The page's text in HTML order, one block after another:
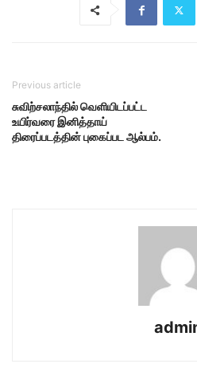
Previous article
சுவிற்சலாந்தில் வெளியிடப்பட்ட
உயிர்வரை இனித்தாய்
திரைப்படத்தின் புகைப்பட ஆல்பம்.